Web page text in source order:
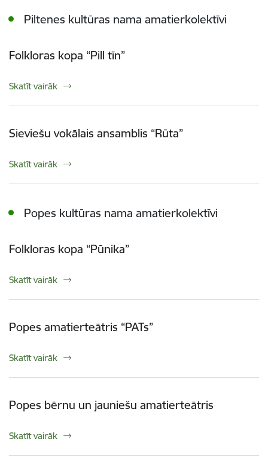
Piltenes kultūras nama amatierkolektīvi
Folkloras kopa “Pill tīn”
Skatīt vairāk
Sieviešu vokālais ansamblis “Rūta”
Skatīt vairāk
Popes kultūras nama amatierkolektīvi
Folkloras kopa “Pūnika”
Skatīt vairāk
Popes amatierteātris “PATs”
Skatīt vairāk
Popes bērnu un jauniešu amatierteātris
Skatīt vairāk